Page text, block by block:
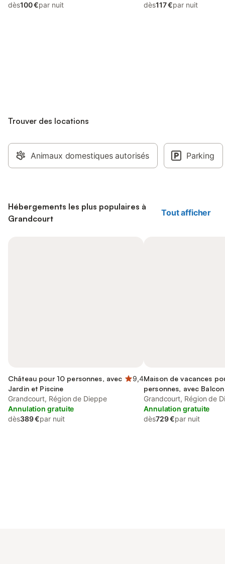
dès100 €par nuit
dès117 €par nuit
Trouver des locations
Animaux domestiques autorisés Parking
Hébergements les plus populaires à
Grandcourt
Tout afficher
Château pour 10 personnes, avec
Jardin et Piscine
9,4
Grandcourt, Région de Dieppe
Annulation gratuite
dès389 €par nuit
Maison de vacances
personnes, avec
Grandcourt, Région de
Annulation gratuite
dès729 €par nuit